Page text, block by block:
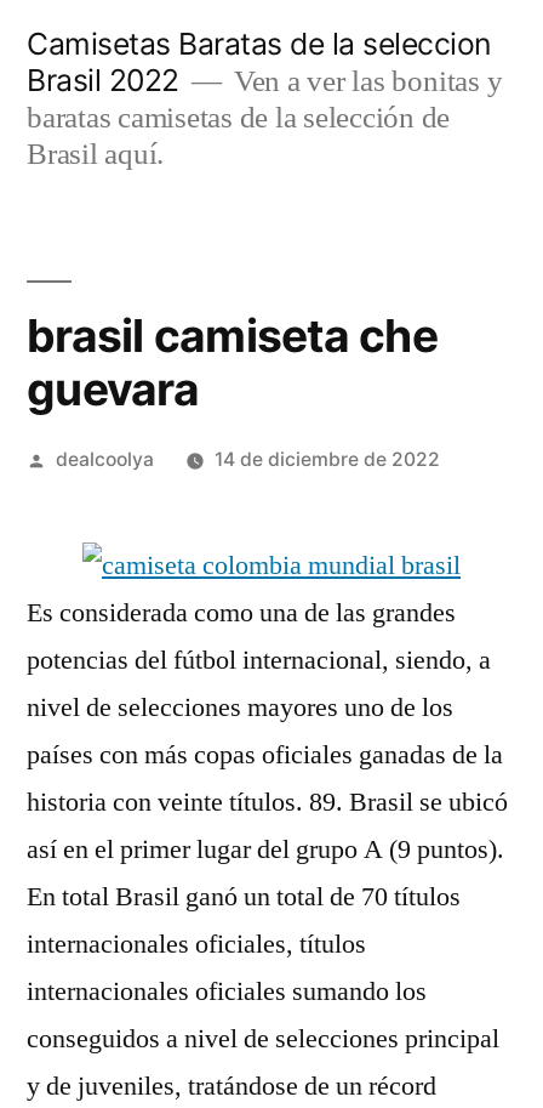
contenido
Camisetas Baratas de la seleccion
Brasil 2022
Ven a ver las bonitas y
baratas camisetas de la selección de
Brasil aquí.
brasil camiseta che
guevara
Publicado
dealcoolya 14 de diciembre de 2022
Es considerada como una de las grandes
potencias del fútbol internacional, siendo, a
nivel de selecciones mayores uno de los
países con más copas oficiales ganadas de la
historia con veinte títulos. 89. Brasil se ubicó
así en el primer lugar del grupo A (9 puntos).
En total Brasil ganó un total de 70 títulos
internacionales oficiales, títulos
internacionales oficiales sumando los
conseguidos a nivel de selecciones principal
y de juveniles, tratándose de un récord